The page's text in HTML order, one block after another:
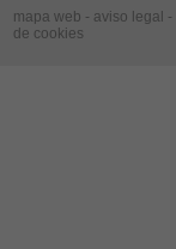
mapa web - aviso legal -
de cookies